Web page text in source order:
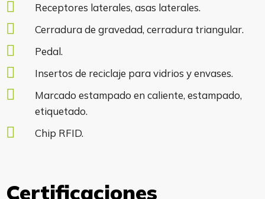
Receptores laterales, asas laterales.
Cerradura de gravedad, cerradura triangular.
Pedal.
Insertos de reciclaje para vidrios y envases.
Marcado estampado en caliente, estampado,
etiquetado.
Chip RFID.
Certificaciones